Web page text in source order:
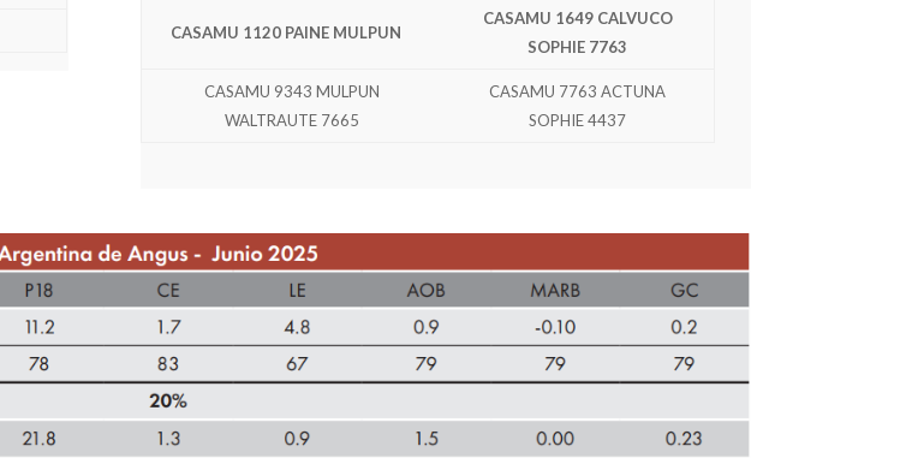
CASAMU 1120 PAINE MULPUN
CASAMU 1649 CALVUCO
SOPHIE 7763
CASAMU 9343 MULPUN
WALTRAUTE 7665
CASAMU 7763 ACTUNA
SOPHIE 4437